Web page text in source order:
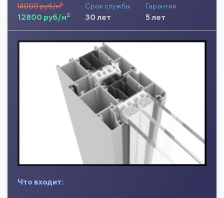
14000 руб/м2
12800 руб/м2
Срок службы
30 лет
Гарантия
5 лет
Что входит: